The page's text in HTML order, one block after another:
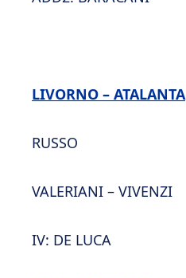
LIVORNO – ATALANTA
RUSSO
VALERIANI – VIVENZI
IV: DE LUCA